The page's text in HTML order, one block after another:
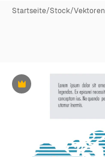
Startseite/Stock/Vektoren
Premium